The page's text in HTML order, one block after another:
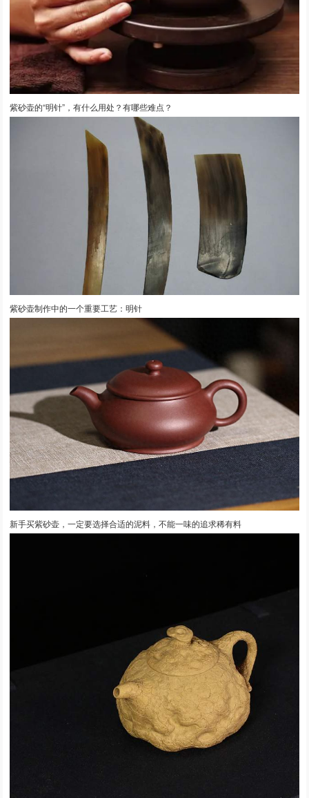
紫砂壶的“明针”，有什么用处？有哪些难点？
紫砂壶制作中的一个重要工艺：明针
新手买紫砂壶，一定要选择合适的泥料，不能一味的追求稀有料